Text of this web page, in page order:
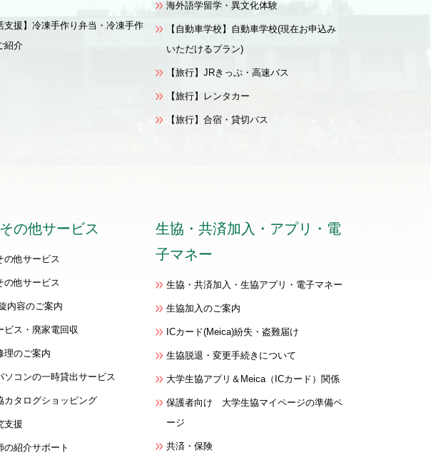
支援】冷凍手作り弁当・冷凍手作
紹介
海外語学留学・異文化体験
【自動車学校】自動車学校(現在お申込み
いただけるプラン)
【旅行】JRきっぷ・高速バス
【旅行】レンタカー
【旅行】合宿・貸切バス
その他サービス
の他サービス
の他サービス
内容のご案内
ビス・廃家電回収
理のご案内
ソコンの一時貸出サービス
カタログショッピング
支援
の紹介サポート
生協・共済加入 ・ アプリ・電
子マネー
生協・共済加入・生協アプリ・電子マネー
生協加入のご案内
ICカード(Meica)紛失・盗難届け
生協脱退・変更手続きについて
大学生協アプリ＆Meica（ICカード）関係
保護者向け 大学生協マイページの準備ペ
ージ
共済・保険